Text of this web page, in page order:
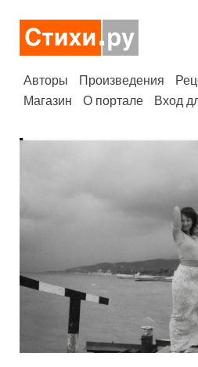
Авторы Произведения
Магазин
О портале Вход